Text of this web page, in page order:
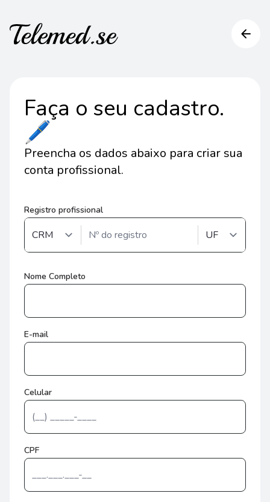
arrow_back
Faça o seu cadastro.
🖊️
Preencha os dados abaixo para criar sua
conta profissional.
Registro profissional
Nome Completo
E-mail
Celular
CPF